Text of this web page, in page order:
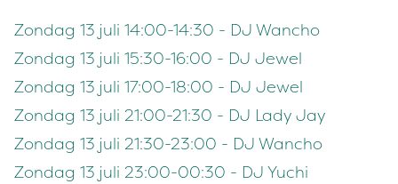
Zondag 13 juli 14:00-14:30 - DJ Wancho
Zondag 13 juli 15:30-16:00 - DJ Jewel
Zondag 13 juli 17:00-18:00 - DJ Jewel
Zondag 13 juli 21:00-21:30 - DJ Lady Jay
Zondag 13 juli 21:30-23:00 - DJ Wancho
Zondag 13 juli 23:00-00:30 - DJ Yuchi